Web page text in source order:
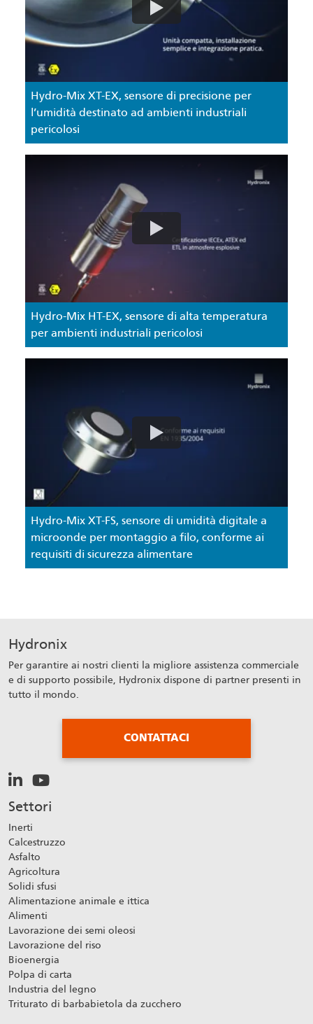
Hydro-Mix XT-EX, sensore di precisione per
l’umidità destinato ad ambienti industriali
pericolosi
Hydro-Mix HT-EX, sensore di alta temperatura
per ambienti industriali pericolosi
Hydro-Mix XT-FS, sensore di umidità digitale a
microonde per montaggio a filo, conforme ai
requisiti di sicurezza alimentare
Hydronix
Per garantire ai nostri clienti la migliore assistenza commerciale
e di supporto possibile, Hydronix dispone di partner presenti in
tutto il mondo.
CONTATTACI
Settori
Inerti
Calcestruzzo
Asfalto
Agricoltura
Solidi sfusi
Alimentazione animale e ittica
Alimenti
Lavorazione dei semi oleosi
Lavorazione del riso
Bioenergia
Polpa di carta
Industria del legno
Triturato di barbabietola da zucchero